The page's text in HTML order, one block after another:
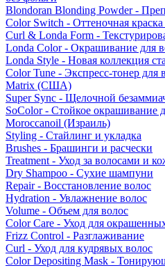
Blondoran Blonding Powder -
Color Switch - Оттеночная
Curl & Londa Form -
Londa Color - Окрашивание для
Londa Style - Новая коллекция
Color Tune - Экспресс-тонер для
Matrix (США)
Super Sync - Щелочной
SoColor - Стойкое окрашивание
Moroccanoil (Израиль)
Styling - Стайлинг и укладка
Brushes - Брашинги и расчески
Treatment - Уход за волосами и
Dry Shampoo - Сухие шампуни
Repair - Восстановление волос
Hydration - Увлажнение волос
Volume - Объем для волос
Color Care - Уход для
Frizz Control - Разглаживание
Curl - Уход для кудрявых волос
Color Depositing Mask -